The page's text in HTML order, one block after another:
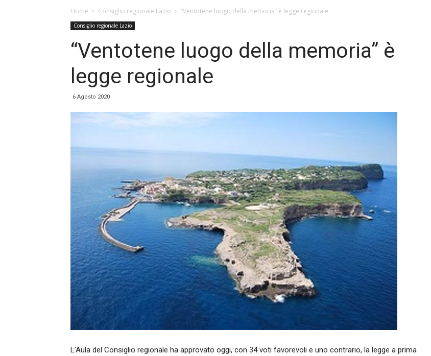
Home Consiglio regionale Lazio “Ventotene luogo della memoria” è legge regionale
Consiglio regionale Lazio
“Ventotene luogo della memoria” è
legge regionale
6 Agosto 2020
L’Aula del Consiglio regionale ha approvato oggi, con 34 voti favorevoli e uno contrario, la legge a prima